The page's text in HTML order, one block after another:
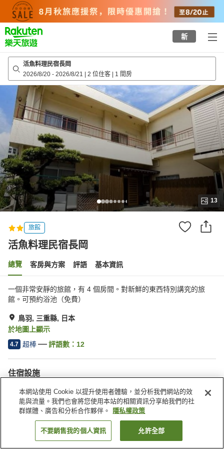
top
page
新
活魚料理民宿長岡
2026/8/20 - 2026/8/21 | 2 位住客 | 1 間房
13
旅館
活魚料理民宿長岡
總覽 客房與方案 評語 基本資訊
一個非常安靜的旅館，有 4 個房間。對新鮮的東西特別講究的旅
館。可預約浴池（免費）
鳥羽, 三重縣, 日本
於地圖上顯示
4.7 超棒 評語數： 12
住宿設施
停車場
自動販賣機
宴會廳
公共澡堂
找客房
本網站使用 Cookie 以提升使用者體驗，並分析我們網站的效
能與流量。我們也會將您使用本站的相關資訊分享給我們的社
群媒體、廣告和分析合作夥伴。
隱私權政策
不要銷售我的個人資訊 允許全部